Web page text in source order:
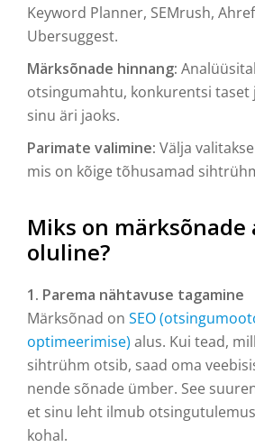
Keyword Planner, SEMrush,
Ubersuggest.
Märksõnade hinnang:
otsingumahtu, konkurentsi taset
sinu äri jaoks.
Parimate valimine: Välja
mis on kõige tõhusamad
Miks on märksõnade
oluline?
1. Parema nähtavuse tagamine
Märksõnad on SEO
optimeerimise) alus. Kui tead,
sihtrühm otsib, saad oma
nende sõnade ümber. See
et sinu leht ilmub
kohal.